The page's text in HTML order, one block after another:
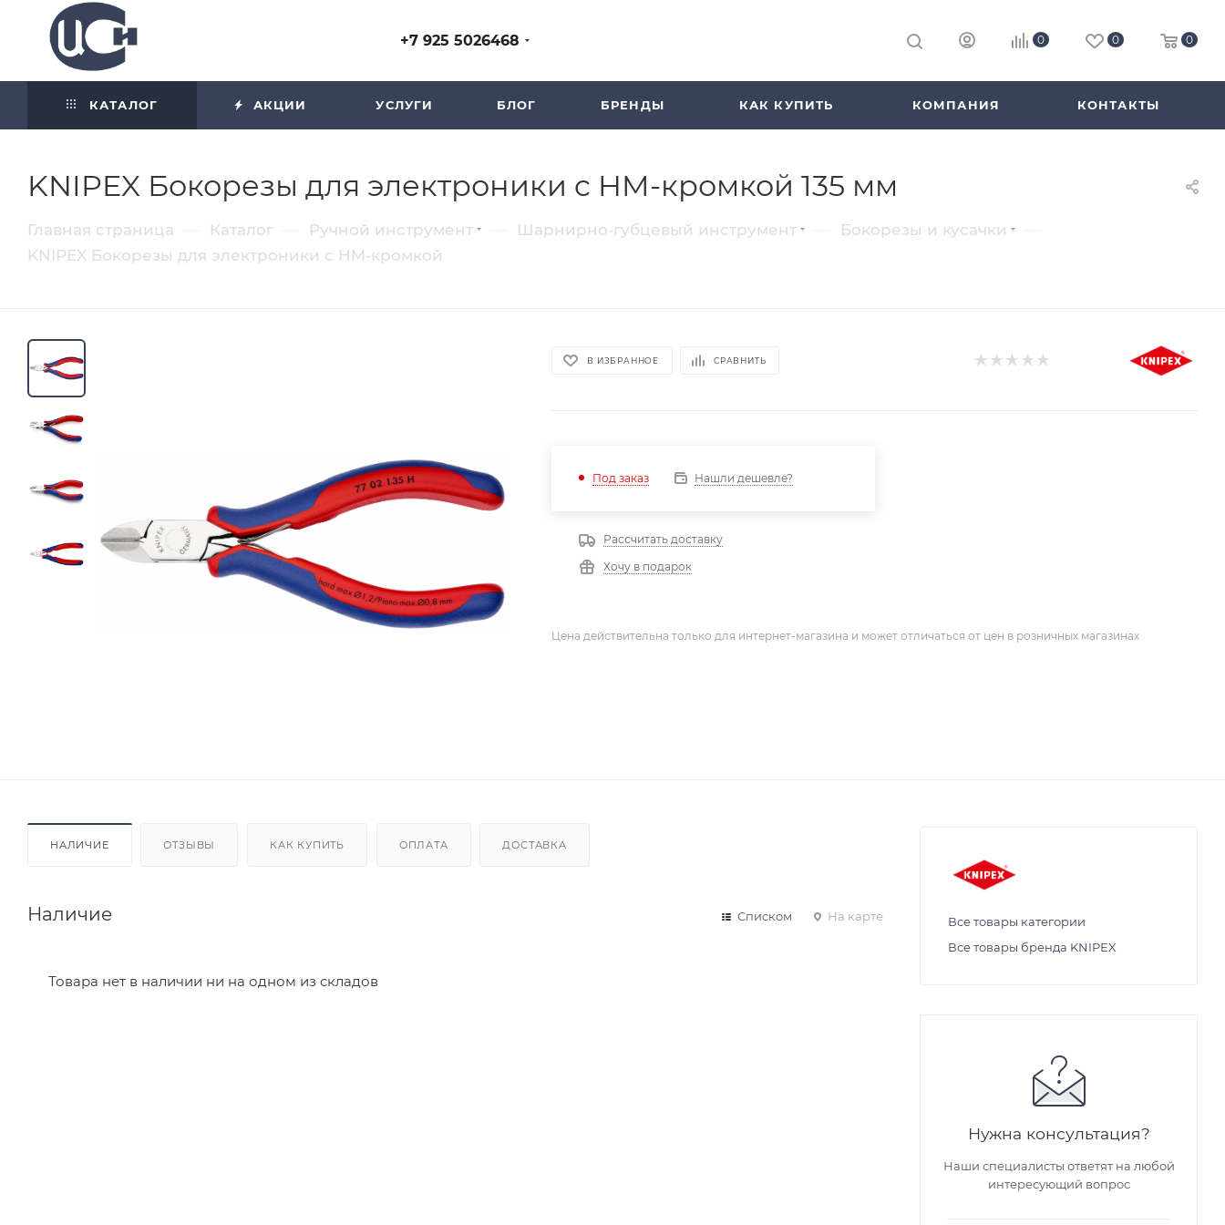
+7 925 5026468 0 0 0
КАТАЛОГ АКЦИИ УСЛУГИ БЛОГ БРЕНДЫ КАК КУПИТЬ КОМПАНИЯ КОНТАКТЫ
KNIPEX Бокорезы для электроники c HM-кромкой 135 мм
Главная страница Каталог Ручной инструмент Шарнирно-губцевый инструмент Бокорезы и кусачки
KNIPEX Бокорезы для электроники c HM-кромкой
В ИЗБРАННОЕ СРАВНИТЬ
Под заказ Нашли дешевле?
Рассчитать доставку
Хочу в подарок
Цена действительна только для интернет-магазина и может отличаться от цен в розничных магазинах
НАЛИЧИЕ ОТЗЫВЫ КАК КУПИТЬ ОПЛАТА ДОСТАВКА
Наличие Списком На карте
Товара нет в наличии ни на одном из складов
Все товары категории
Все товары бренда KNIPEX
Нужна консультация?
Наши специалисты ответят на любой
интересующий вопрос